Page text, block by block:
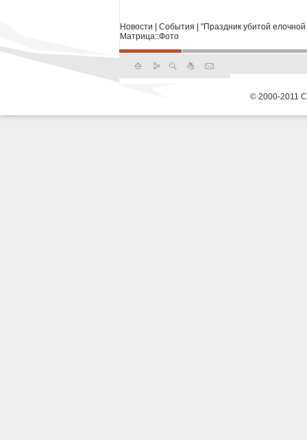
Новости События
"Праздник убитой
Матрица::Фото
© 2000-2011